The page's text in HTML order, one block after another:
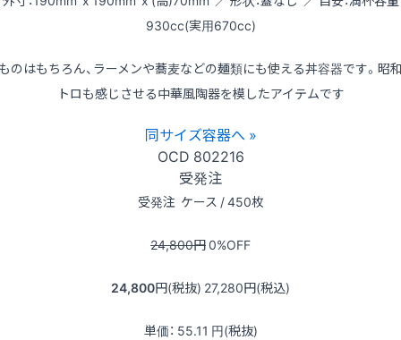
930cc(実用670cc)
のはもちろん、ラーメンや蕎麦などの麺類にも使える丼容器です。昭
トロも感じさせる中華風陶器を模したアイテムです
同サイズ容器へ »
OCD 802216
受発注
受発注 ケース / 450枚
24,800円0%OFF
24,800円(税抜) 27,280円(税込)
単価： 55.11 円(税抜)